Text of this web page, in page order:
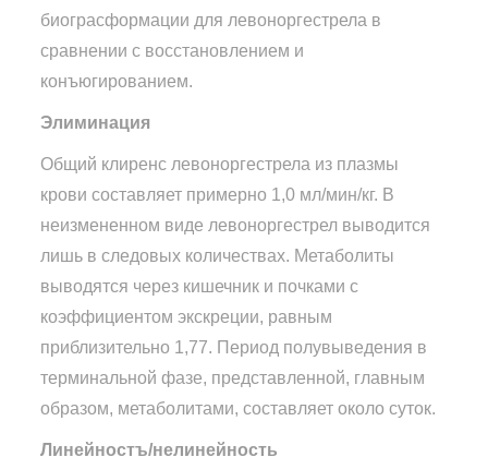
биограсформации для левоноргестрела в
сравнении с восстановлением и
конъюгированием.
Элиминация
Общий клиренс левоноргестрела из плазмы
крови составляет примерно 1,0 мл/мин/кг. В
неизмененном виде левоноргестрел выводится
лишь в следовых количествах. Метаболиты
выводятся через кишечник и почками с
коэффициентом экскреции, равным
приблизительно 1,77. Период полувыведения в
терминальной фазе, представленной, главным
образом, метаболитами, составляет около суток.
Линейностъ/нелинейность